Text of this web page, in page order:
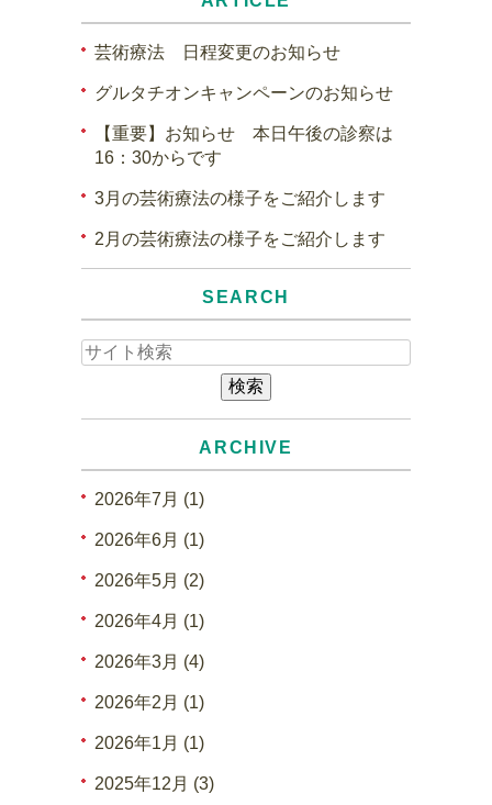
芸術療法 日程変更のお知らせ
グルタチオンキャンペーンのお知らせ
【重要】お知らせ 本日午後の診察は
16：30からです
3月の芸術療法の様子をご紹介します
2月の芸術療法の様子をご紹介します
SEARCH
ARCHIVE
2026年7月 (1)
2026年6月 (1)
2026年5月 (2)
2026年4月 (1)
2026年3月 (4)
2026年2月 (1)
2026年1月 (1)
2025年12月 (3)